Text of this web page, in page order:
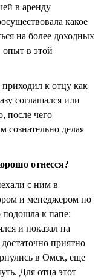
в аренду
какое
на более доходных
опыт в этой
к отцу как
соглашался или
после чего
сознательно делая
отнесся?
с ним в
и менеджером по
подошла к папе:
и показал на
приятно
в Омск, еще
Для отца этот